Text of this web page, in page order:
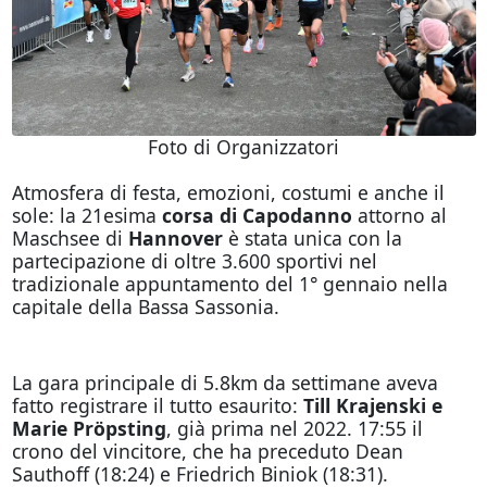
Foto di Organizzatori
Atmosfera di festa, emozioni, costumi e anche il
sole: la 21esima corsa di Capodanno attorno al
Maschsee di Hannoverè stata unica con la
partecipazione di oltre 3.600 sportivi nel
tradizionale appuntamento del 1° gennaio nella
capitale della Bassa Sassonia.
La gara principale di 5.8km da settimane aveva
fatto registrare il tutto esaurito: Till Krajenski e
Marie Pröpsting, già prima nel 2022. 17:55 il
crono del vincitore, che ha preceduto Dean
Sauthoff (18:24) e Friedrich Biniok (18:31).